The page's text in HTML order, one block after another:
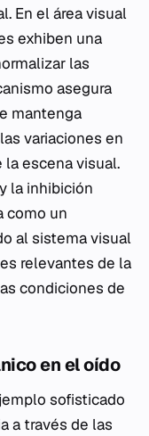
En el área visual
exhiben una
las
asegura
mantenga
variaciones en
escena visual.
la inhibición
como un
al sistema visual
relevantes de la
condiciones de
en el oído
sofisticado
a través de las